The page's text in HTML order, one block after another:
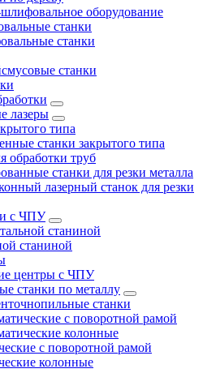
оборудование
станки
станки
станки
лазеры
типа
станки закрытого типа
обработки труб
станки для резки металла
лазерный станок для резки
с ЧПУ
станиной
станиной
центры с ЧПУ
станки по металлу
станки
с поворотной рамой
колонные
с поворотной рамой
колонные